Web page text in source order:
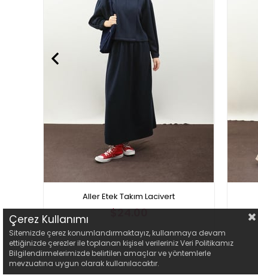
Aller Etek Takım Lacivert
$24.00
Çerez Kullanımı
Sitemizde çerez konumlandırmaktayız, kullanmaya devam
ettiğinizde çerezler ile toplanan kişisel verileriniz Veri Politikamız
Bilgilendirmelerimizde belirtilen amaçlar ve yöntemlerle
mevzuatına uygun olarak kullanılacaktır.